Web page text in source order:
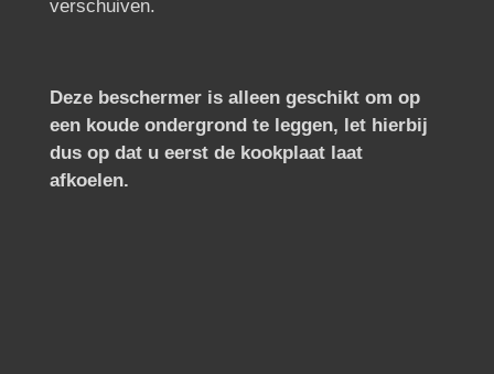
verschuiven.
Deze beschermer is alleen geschikt om op
een koude ondergrond te leggen, let hierbij
dus op dat u eerst de kookplaat laat
afkoelen.